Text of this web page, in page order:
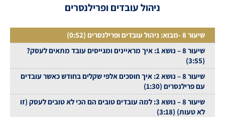
ניהול עובדים ופרילנסרים
שיעור 8 -מבוא: ניהול עובדים ופרילנסרים (0:52)
שיעור 8 – נושא 1: איך מראיינים ומגייסים עובד מתאים לעסק?
(3:55)
שיעור 8 – נושא 2: איך חוסכים אלפי שקלים בחודש כאשר עובדים
עם פרילנסרים (1:30)
שיעור 8 – נושא 3: למה עובדים טובים הם הכי לא טובים לעסק (זו
לא טעות) (3:18)